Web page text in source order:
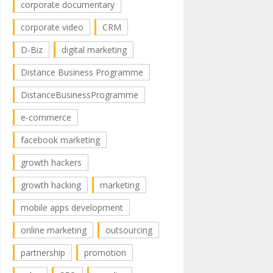
corporate documentary
corporate video
CRM
D-Biz
digital marketing
Distance Business Programme
DistanceBusinessProgramme
e-commerce
facebook marketing
growth hackers
growth hacking
marketing
mobile apps development
online marketing
outsourcing
partnership
promotion